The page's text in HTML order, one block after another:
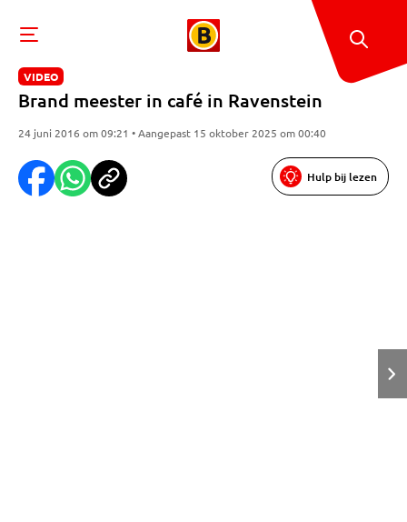
VIDEO
Brand meester in café in Ravenstein
24 juni 2016 om 09:21 • Aangepast 15 oktober 2025 om 00:40
Hulp bij lezen